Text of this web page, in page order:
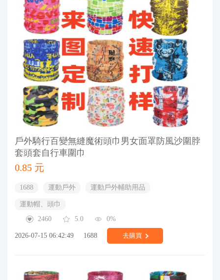
戶外騎行百變無縫魔術頭巾男女面罩防風沙圍脖
套頭套自行車圍巾
0.85 元
1688 運動戶外 運動戶外輔助用品
運動帽、頭巾
2460
5.0 0%
2026-07-15 06:42:49 1688 去購買